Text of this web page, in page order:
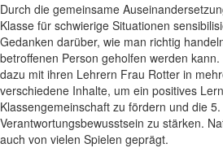
Durch die gemeinsame
Klasse für schwierige Situationen
Gedanken darüber, wie man richtig
betroffenen Person geholfen werden
dazu mit ihren Lehrern Frau Rotter in
verschiedene Inhalte, um ein positives
Klassengemeinschaft zu fördern und die
Verantwortungsbewusstsein zu stärken.
auch von vielen Spielen geprägt.